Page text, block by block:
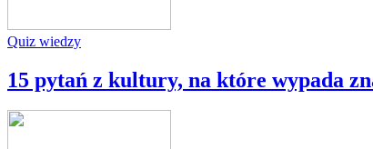
Quiz wiedzy
15 pytań z kultury, na które wypada